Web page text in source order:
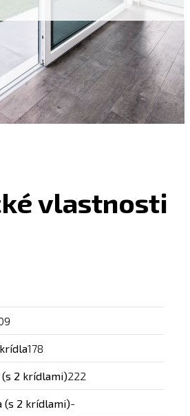
vlastnosti
178
2 krídlami)222
(s 2 krídlami)-